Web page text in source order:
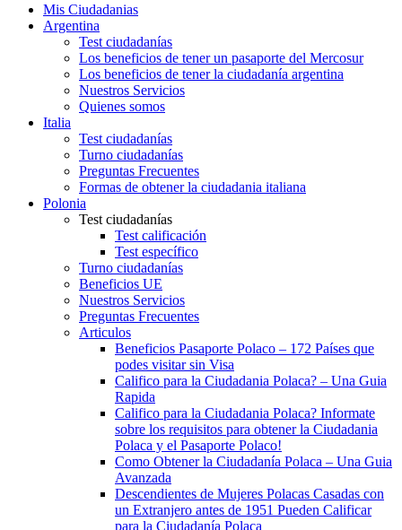
Mis Ciudadanias
Argentina
Test ciudadanías
Los beneficios de tener un pasaporte del Mercosur
Los beneficios de tener la ciudadanía argentina
Nuestros Servicios
Quienes somos
Italia
Test ciudadanías
Turno ciudadanías
Preguntas Frecuentes
Formas de obtener la ciudadania italiana
Polonia
Test ciudadanías
Test calificación
Test específico
Turno ciudadanías
Beneficios UE
Nuestros Servicios
Preguntas Frecuentes
Articulos
Beneficios Pasaporte Polaco – 172 Países que
podes visitar sin Visa
Califico para la Ciudadania Polaca? – Una Guia
Rapida
Califico para la Ciudadania Polaca? Informate
sobre los requisitos para obtener la Ciudadania
Polaca y el Pasaporte Polaco!
Como Obtener la Ciudadanía Polaca – Una Guia
Avanzada
Descendientes de Mujeres Polacas Casadas con
un Extranjero antes de 1951 Pueden Calificar
para la Ciudadanía Polaca